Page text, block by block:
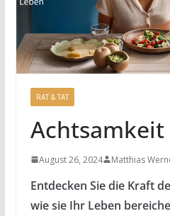
RAT & TAT
August 26, 2024 Matthias
Entdecken Sie die Kraft
wie sie Ihr Leben